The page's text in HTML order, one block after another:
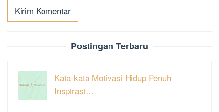
Postingan Terbaru
Kata-kata Motivasi Hidup Penuh
Inspirasi…